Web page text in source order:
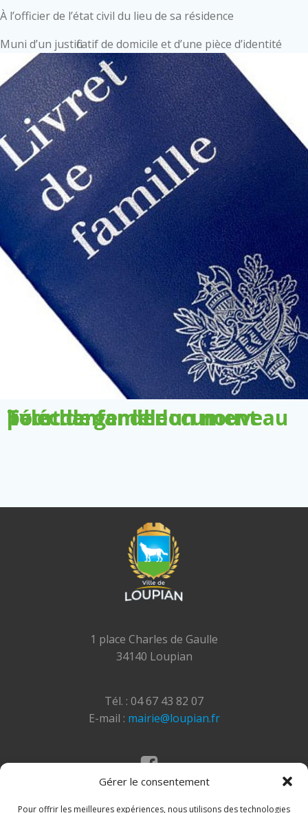
Gérer le consentement
Pour offrir les meilleures expériences, nous utilisons des technologies
À l’officier de l’état civil du lieu de sa résidence
Muni d’un justificatif de domicile et d’une pièce d’identité
Télécharger le document pour demander un nouveau livret de famille
1 place Charles de Gaulle
34140 Loupian
Tél. : 04 67 43 82 07
E-mail : mairie@loupian.fr